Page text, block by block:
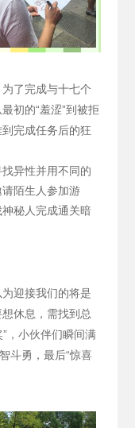
了完成与十七个
初的“羞涩”到被拒
完成任务后的狂
异性并用不同的
陌生人参加游
秘人完成通关暗
迎接我们的将是
休息，需找到总
，小伙伴们瞬间满
斗勇，最后“惊喜